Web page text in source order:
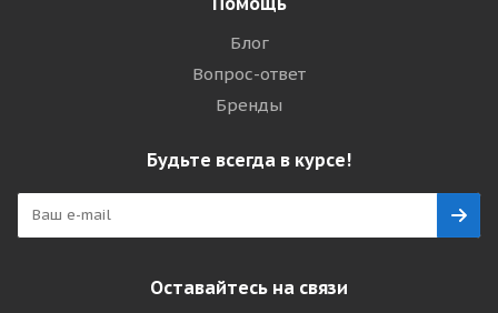
Блог
Вопрос-ответ
Бренды
Будьте всегда в курсе!
Оставайтесь на связи